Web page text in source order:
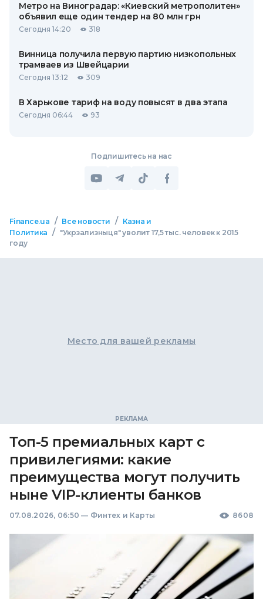
Метро на Виноградар: «Киевский метрополитен»
объявил еще один тендер на 80 млн грн
Сегодня 14:20 318
Винница получила первую партию низкопольных
трамваев из Швейцарии
Сегодня 13:12 309
В Харькове тариф на воду повысят в два этапа
Сегодня 06:44 93
Подпишитесь на нас
Finance.ua / Все новости /
Казна и
Политика
/
"Укрзализныця" уволит 17,5 тыс. человек к 2015
году
Место для вашей рекламы
Топ-5 премиальных карт с
привилегиями: какие
преимущества могут получить
ныне VIP-клиенты банков
07.08.2026, 06:50 — Финтех и Карты 8608